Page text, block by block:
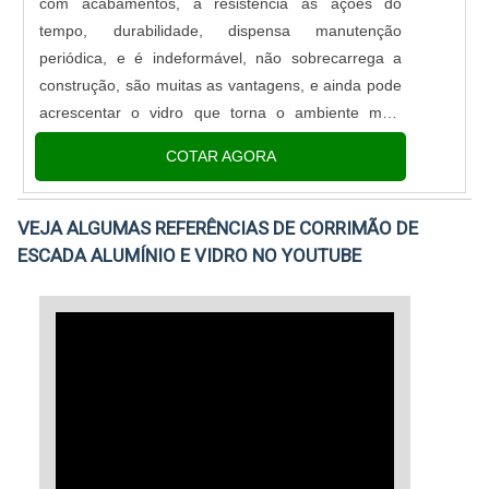
sua essência de trazer o melhor para todos os
clientes.
tempo, durabilidade, dispensa manutenção
periódica, e é indeformável, não sobrecarrega a
construção, são muitas as vantagens, e ainda pode
acrescentar o vidro que torna o ambiente mais
elegante e luminoso.A esquadria de alumínio sob
medida também pode ser da forma fecha....
COTAR AGORA
VEJA ALGUMAS REFERÊNCIAS DE CORRIMÃO DE
ESCADA ALUMÍNIO E VIDRO NO YOUTUBE